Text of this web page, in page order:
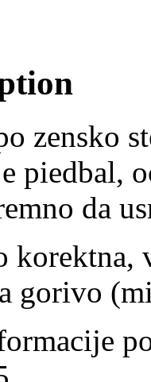
zensko
piedbal,
da
korektna,
gorivo